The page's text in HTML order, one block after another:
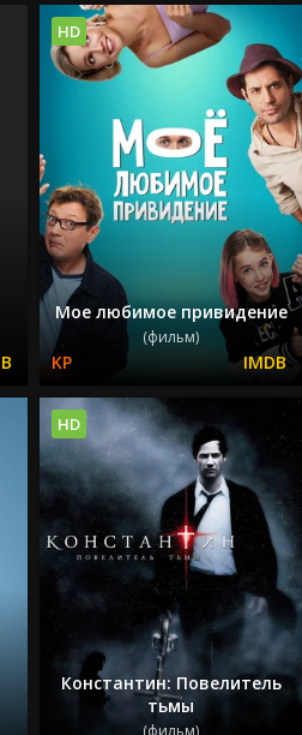
Мое любимое привидение
(фильм)
HD
Константин: Повелитель
тьмы
(фильм)
HD